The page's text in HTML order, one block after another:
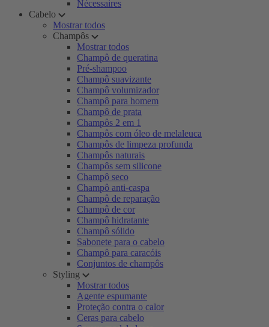
Nécessaires
Cabelo
Mostrar todos
Champôs
Mostrar todos
Champô de queratina
Pré-shampoo
Champô suavizante
Champô volumizador
Champô para homem
Champô de prata
Champôs 2 em 1
Champôs com óleo de melaleuca
Champôs de limpeza profunda
Champôs naturais
Champôs sem silicone
Champô seco
Champô anti-caspa
Champô de reparação
Champô de cor
Champô hidratante
Champô sólido
Sabonete para o cabelo
Champô para caracóis
Conjuntos de champôs
Styling
Mostrar todos
Agente espumante
Proteção contra o calor
Ceras para cabelo